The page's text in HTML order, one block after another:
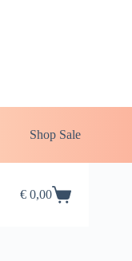
Shop Sale
Winkelwagen
€0,00